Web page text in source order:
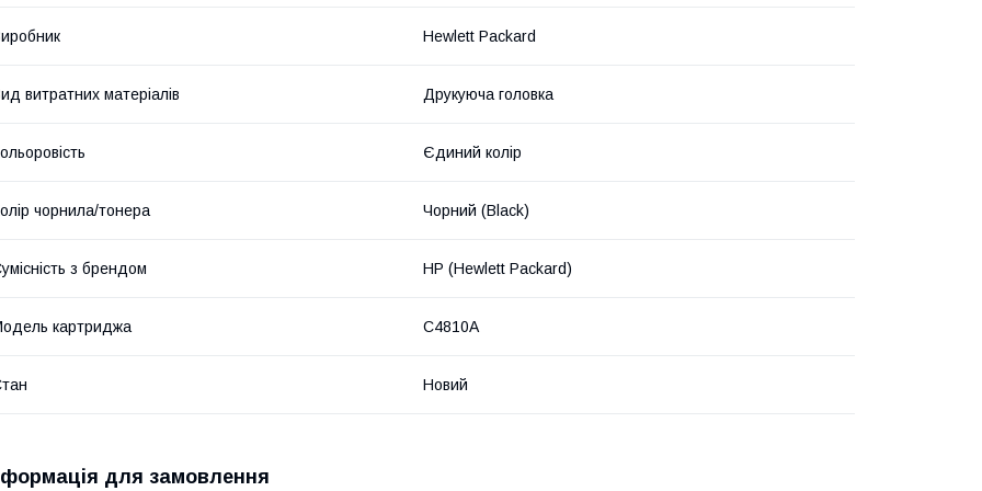
Hewlett Packard
витратних матеріалів Друкуюча головка
Єдиний колір
чорнила/тонера Чорний (Black)
з брендом HP (Hewlett Packard)
картриджа C4810A
Новий
для замовлення